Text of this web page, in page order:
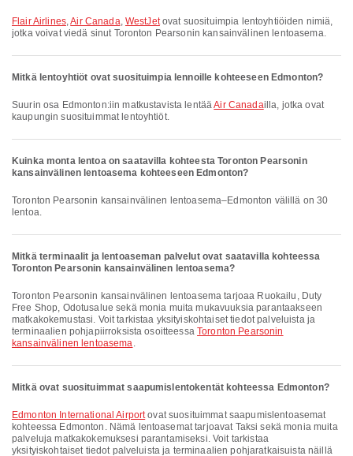
Flair Airlines,Air Canada, WestJetovat suosituimpia lentoyhtiöiden nimiä,
jotka voivat viedä sinut Toronton Pearsonin kansainvälinen lentoasema.
Mitkä lentoyhtiöt ovat suosituimpia lennoille kohteeseen Edmonton?
Suurin osa Edmonton:iin matkustavista lentääAir Canadailla, jotka ovat
kaupungin suosituimmat lentoyhtiöt.
Kuinka monta lentoa on saatavilla kohteesta Toronton Pearsonin
kansainvälinen lentoasema kohteeseen Edmonton?
Toronton Pearsonin kansainvälinen lentoasema–Edmonton välillä on 30
lentoa.
Mitkä terminaalit ja lentoaseman palvelut ovat saatavilla kohteessa
Toronton Pearsonin kansainvälinen lentoasema?
Toronton Pearsonin kansainvälinen lentoasema tarjoaa Ruokailu, Duty
Free Shop, Odotusalue sekä monia muita mukavuuksia parantaakseen
matkakokemustasi. Voit tarkistaa yksityiskohtaiset tiedot palveluista ja
terminaalien pohjapiirroksista osoitteessaToronton Pearsonin
kansainvälinen lentoasema.
Mitkä ovat suosituimmat saapumislentokentät kohteessa Edmonton?
Edmonton International Airportovat suosituimmat saapumislentoasemat
kohteessa Edmonton. Nämä lentoasemat tarjoavat Taksi sekä monia muita
palveluja matkakokemuksesi parantamiseksi. Voit tarkistaa
yksityiskohtaiset tiedot palveluista ja terminaalien pohjaratkaisuista näillä